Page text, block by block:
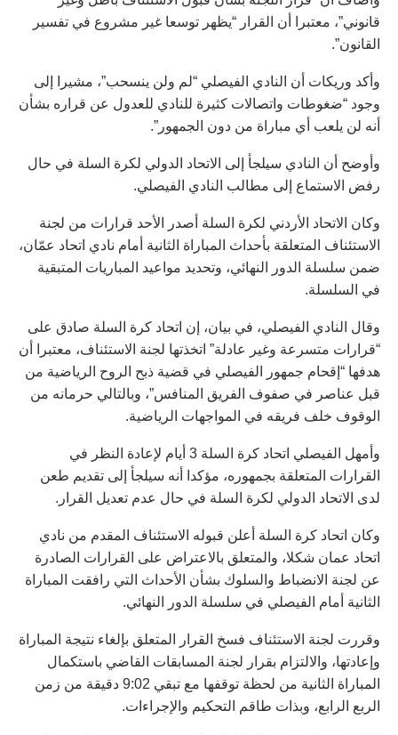
قانوني”، معتبرا أن القرار “يظهر توسعا غير مشروع في تفسير
القانون”.
وأكد وريكات أن النادي الفيصلي “لم ولن ينسحب”، مشيرا إلى
وجود “ضغوطات واتصالات كثيرة للنادي للعدول عن قراره بشأن
أنه لن يلعب أي مباراة من دون الجمهور”.
وأوضح أن النادي سيلجأ إلى الاتحاد الدولي لكرة السلة في حال
رفض الاستماع إلى مطالب النادي الفيصلي.
وكان الاتحاد الأردني لكرة السلة أصدر الأحد قرارات من لجنة
الاستئناف المتعلقة بأحداث المباراة الثانية أمام نادي اتحاد عمّان،
ضمن سلسلة الدور النهائي، وتحديد مواعيد المباريات المتبقية
في السلسلة.
وقال النادي الفيصلي، في بيان، إن اتحاد كرة السلة صادق على
“قرارات متسرعة وغير عادلة” اتخذتها لجنة الاستئناف، معتبرا أن
هدفها “إقحام جمهور الفيصلي في قضية ذبح الروح الرياضية من
قبل عناصر في صفوف الفريق المنافس”، وبالتالي حرمانه من
الوقوف خلف فريقه في المواجهات الرياضية.
وأمهل الفيصلي اتحاد كرة السلة 3 أيام لإعادة النظر في
القرارات المتعلقة بجمهوره، مؤكدا أنه سيلجأ إلى تقديم طعن
لدى الاتحاد الدولي لكرة السلة في حال عدم تعديل القرار.
وكان اتحاد كرة السلة أعلن قبوله الاستئناف المقدم من نادي
اتحاد عمان شكلا، والمتعلق بالاعتراض على القرارات الصادرة
عن لجنة الانضباط والسلوك بشأن الأحداث التي رافقت المباراة
الثانية أمام الفيصلي في سلسلة الدور النهائي.
وقررت لجنة الاستئناف فسخ القرار المتعلق بإلغاء نتيجة المباراة
وإعادتها، والالتزام بقرار لجنة المسابقات القاضي باستكمال
المباراة الثانية من لحظة توقفها مع تبقي 9:02 دقيقة من زمن
الربع الرابع، وبذات طاقم التحكيم والإجراءات.